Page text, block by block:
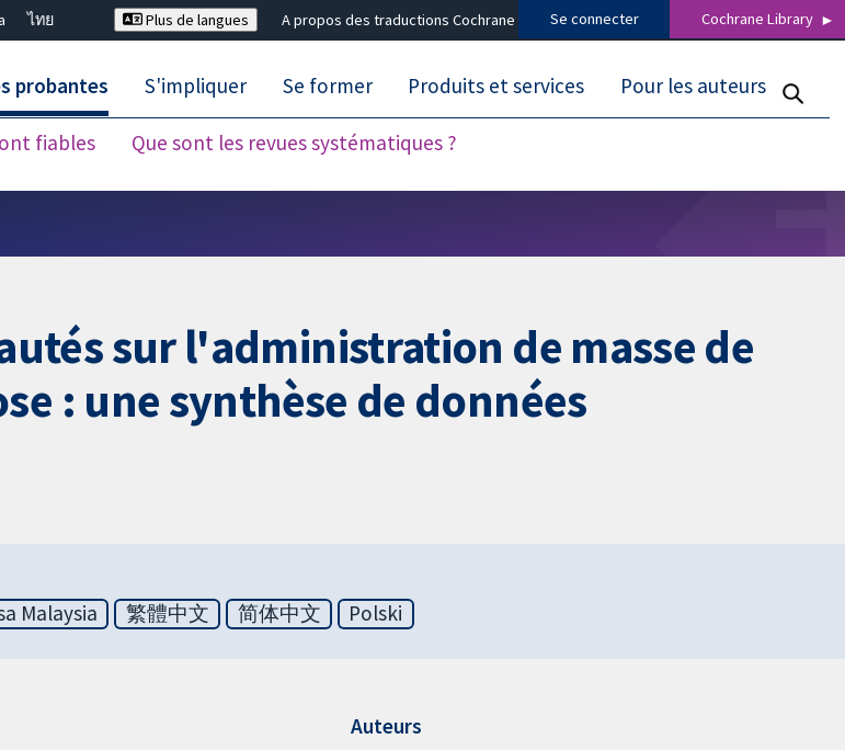
ไทย
Plus de langues A propos des traductions Cochrane Se connecter Cochrane Library
probantes
fiables Que sont les revues systématiques ?
S'impliquer Se former Produits et services Pour les auteurs
sur l'administration de masse de
: une synthèse de données
Malaysia 繁體中文 简体中文 Polski
Auteurs